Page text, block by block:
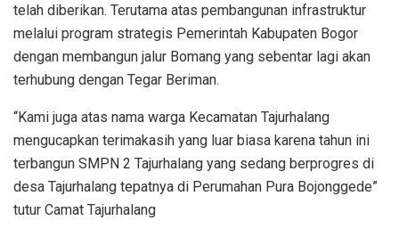
telah diberikan. Terutama atas pembangunan infrastruktur
melalui program strategis Pemerintah Kabupaten Bogor
dengan membangun jalur Bomang yang sebentar lagi akan
terhubung dengan Tegar Beriman.
“Kami juga atas nama warga Kecamatan Tajurhalang
mengucapkan terimakasih yang luar biasa karena tahun ini
terbangun SMPN 2 Tajurhalang yang sedang berprogres di
desa Tajurhalang tepatnya di Perumahan Pura Bojonggede”
tutur Camat Tajurhalang